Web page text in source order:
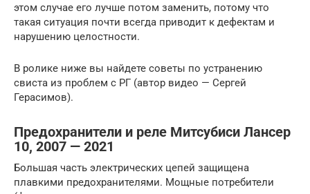
этом случае его лучше потом заменить, потому что
такая ситуация почти всегда приводит к дефектам и
нарушению целостности.
В ролике ниже вы найдете советы по устранению
свиста из проблем с РГ (автор видео — Сергей
Герасимов).
Предохранители и реле Митсубиси Лансер
10, 2007 — 2021
Большая часть электрических цепей защищена
плавкими предохранителями. Мощные потребители